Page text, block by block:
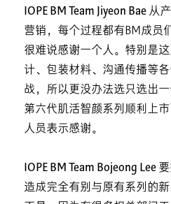
IOPE BM Team Jiyeon Bae从
营销，每个过程都有BM成员
很难说感谢一个人。特别是
计、包装材料、沟通传播等
战，所以更没办法选只选出
第六代肌活智颜系列顺利上市
人员表示感谢。
IOPE BM Team Bojeong Lee要
造成完全有别与原有系列的